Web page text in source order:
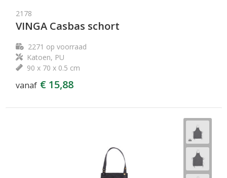
2178
VINGA Casbas schort
2271 op voorraad
Katoen, PU
90 x 70 x 0.5 cm
vanaf € 15,88